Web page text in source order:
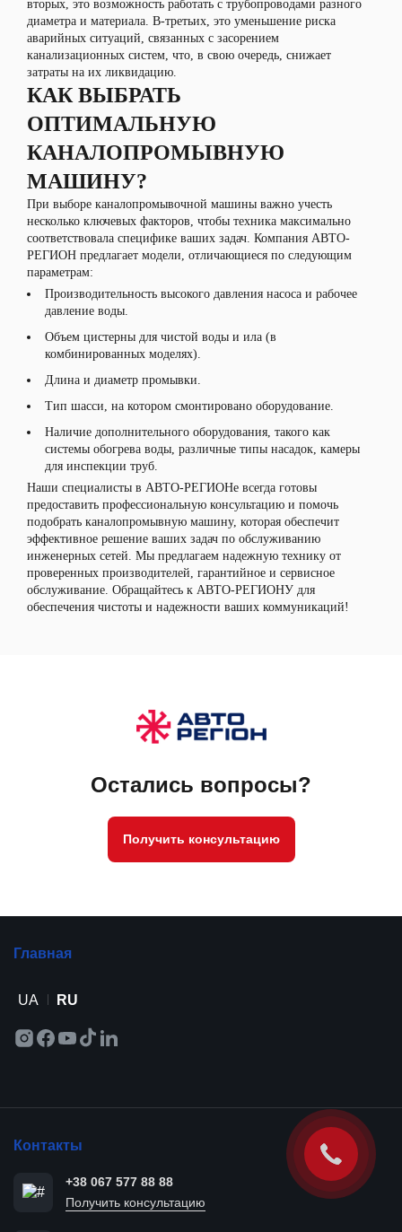
вторых, это возможность работать с трубопроводами разного
диаметра и материала. В-третьих, это уменьшение риска
аварийных ситуаций, связанных с засорением
канализационных систем, что, в свою очередь, снижает
затраты на их ликвидацию.
КАК ВЫБРАТЬ
ОПТИМАЛЬНУЮ
КАНАЛОПРОМЫВНУЮ
МАШИНУ?
При выборе каналопромывочной машины важно учесть
несколько ключевых факторов, чтобы техника максимально
соответствовала специфике ваших задач. Компания АВТО-
РЕГИОН предлагает модели, отличающиеся по следующим
параметрам:
Производительность высокого давления насоса и рабочее
давление воды.
Объем цистерны для чистой воды и ила (в
комбинированных моделях).
Длина и диаметр промывки.
Тип шасси, на котором смонтировано оборудование.
Наличие дополнительного оборудования, такого как
системы обогрева воды, различные типы насадок, камеры
для инспекции труб.
Наши специалисты в АВТО-РЕГИОНе всегда готовы
предоставить профессиональную консультацию и помочь
подобрать каналопромывную машину, которая обеспечит
эффективное решение ваших задач по обслуживанию
инженерных сетей. Мы предлагаем надежную технику от
проверенных производителей, гарантийное и сервисное
обслуживание. Обращайтесь к АВТО-РЕГИОНУ для
обеспечения чистоты и надежности ваших коммуникаций!
Остались вопросы?
Получить консультацию
Главная
UA RU
Контакты
+38 067 577 88 88
Получить консультацию